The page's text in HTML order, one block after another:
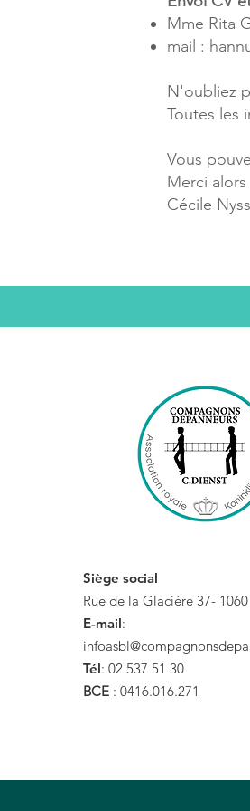
Mme Rita
mail :
N'oubliez
Toutes les
Vous
Merci
Cécile
Siège social
Rue de la Glacière 37-
E-mail:
Tél: 02 537 51 30
BCE : 0416.016.271